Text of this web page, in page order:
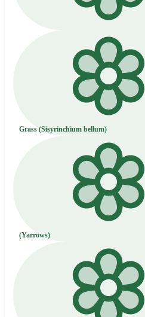
Grass (Sisyrinchium bellum)
(Yarrows)